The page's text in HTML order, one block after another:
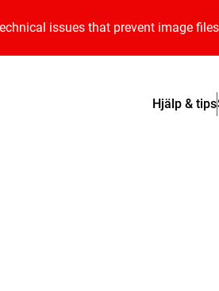
issues that prevent image
Hjälp & tips